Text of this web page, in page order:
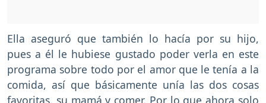
Ella aseguró que también lo hacía por su hijo,
pues a él le hubiese gustado poder verla en este
programa sobre todo por el amor que le tenía a la
comida, así que básicamente unía las dos cosas